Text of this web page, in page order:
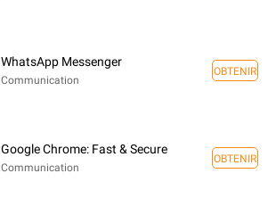
WhatsApp Messenger
Communication
OBTENIR
Google Chrome: Fast & Secure
Communication
OBTENIR